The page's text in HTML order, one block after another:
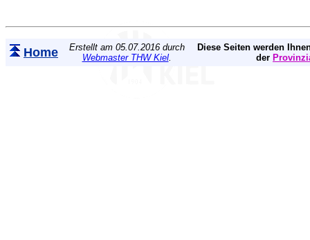
Home
Erstellt am 05.07.2016 durch
Webmaster THW Kiel.
Diese Seiten werden
der